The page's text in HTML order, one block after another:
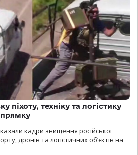
піхоту, техніку та логістику
кадри знищення російської
дронів та логістичних об’єктів на